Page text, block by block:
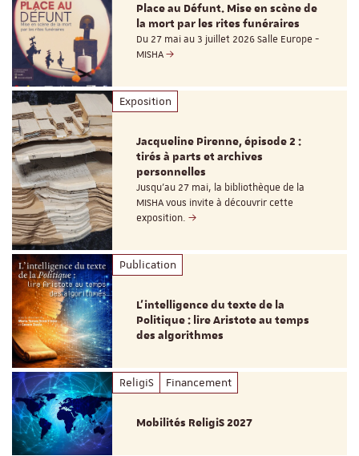
Place au Défunt. Mise en scène de
la mort par les rites funéraires
Du 27 mai au 3 juillet 2026 Salle Europe -
MISHA
Exposition
Jacqueline Pirenne, épisode 2 :
tirés à parts et archives
personnelles
Jusqu’au 27 mai, la bibliothèque de la
MISHA vous invite à découvrir cette
exposition.
Publication
L’intelligence du texte de la
Politique : lire Aristote au temps
des algorithmes
ReligiS Financement
Mobilités ReligiS 2027